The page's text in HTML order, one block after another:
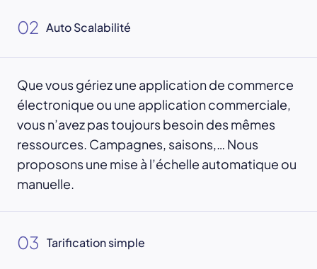
02 Auto Scalabilité
Que vous gériez une application de commerce
électronique ou une application commerciale,
vous n’avez pas toujours besoin des mêmes
ressources. Campagnes, saisons,… Nous
proposons une mise à l’échelle automatique ou
manuelle.
03 Tarification simple